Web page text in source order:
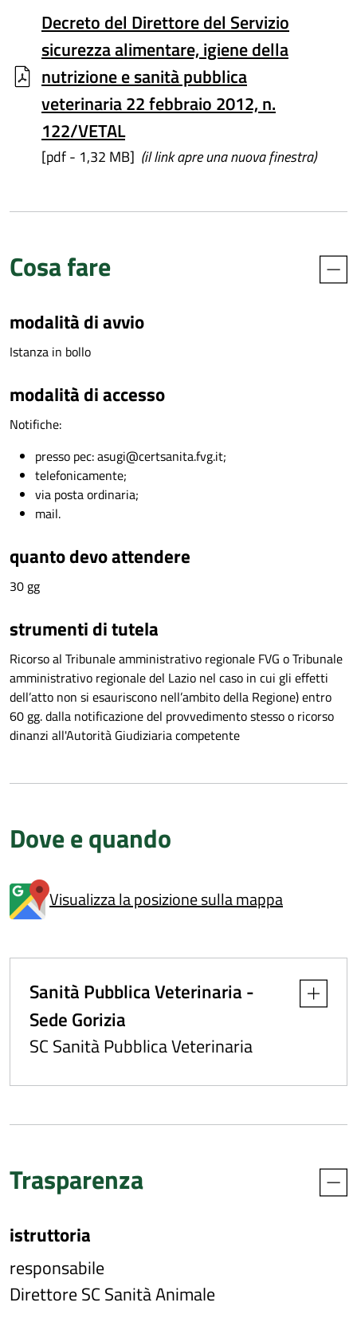
Decreto del Direttore del Servizio
sicurezza alimentare, igiene della
nutrizione e sanità pubblica
veterinaria 22 febbraio 2012, n.
122/VETAL
[pdf - 1,32 MB] (il link apre una nuova finestra)
Cosa fare
modalità di avvio
Istanza in bollo
modalità di accesso
Notifiche:
presso pec: asugi@certsanita.fvg.it;
telefonicamente;
via posta ordinaria;
mail.
quanto devo attendere
30 gg
strumenti di tutela
Ricorso al Tribunale amministrativo regionale FVG o Tribunale
amministrativo regionale del Lazio nel caso in cui gli effetti
dell’atto non si esauriscono nell’ambito della Regione) entro
60 gg. dalla notificazione del provvedimento stesso o ricorso
dinanzi all'Autorità Giudiziaria competente
Dove e quando
Visualizza la posizione sulla mappa
Sanità Pubblica Veterinaria -
Sede Gorizia
SC Sanità Pubblica Veterinaria
Apri
Trasparenza
istruttoria
responsabile
Direttore SC Sanità Animale